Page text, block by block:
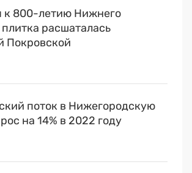
к 800-летию Нижнего
расшаталась
Покровской
поток в Нижегородскую
на 14% в 2022 году